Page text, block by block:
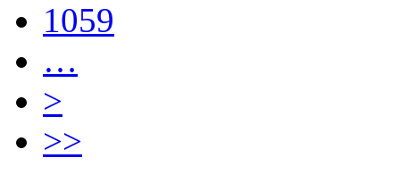
1059
…
>
>>